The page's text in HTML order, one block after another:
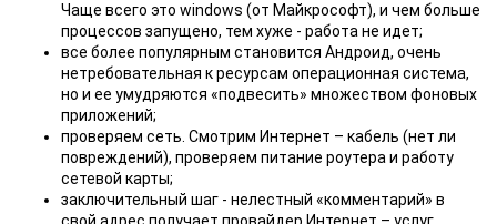
Чаще всего это windows (от Майкрософт), и чем больше
процессов запущено, тем хуже - работа не идет;
все более популярным становится Андроид, очень
нетребовательная к ресурсам операционная система,
но и ее умудряются «подвесить» множеством фоновых
приложений;
проверяем сеть. Смотрим Интернет – кабель (нет ли
повреждений), проверяем питание роутера и работу
сетевой карты;
заключительный шаг - нелестный «комментарий» в